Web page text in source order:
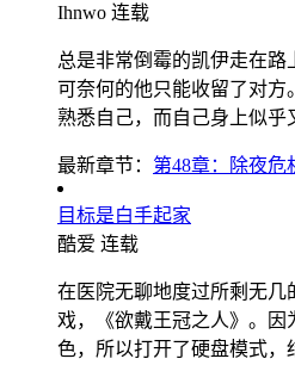
Ihnwo 连载
总是非常倒霉的凯伊走在
可奈何的他只能收留了对方
熟悉自己，而自己身上似乎
最新章节： 第48章：除夜危
目标是白手起家
酷爱 连载
在医院无聊地度过所剩无
戏，《欲戴王冠之人》。因
色，所以打开了硬盘模式，